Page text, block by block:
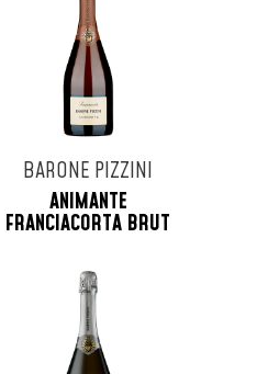
BARONE PIZZINI
ANIMANTE
FRANCIACORTA BRUT